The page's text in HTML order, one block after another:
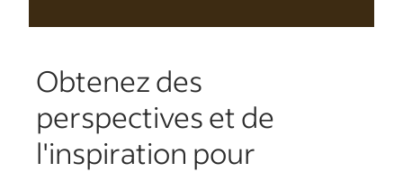
Obtenez des
perspectives et de
l'inspiration pour